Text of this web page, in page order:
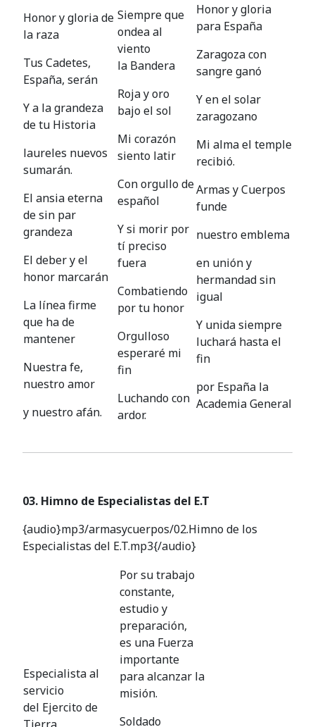
Honor y gloria de
la raza
Tus Cadetes,
España, serán
Y a la grandeza
de tu Historia
laureles nuevos
sumarán.
El ansia eterna
de sin par
grandeza
El deber y el
honor marcarán
La línea firme
que ha de
mantener
Nuestra fe,
nuestro amor
y nuestro afán.
Siempre que
ondea al
viento
la Bandera
Roja y oro
bajo el sol
Mi corazón
siento latir
Con orgullo de
español
Y si morir por
tí preciso
fuera
Combatiendo
por tu honor
Orgulloso
esperaré mi
fin
Luchando con
ardor.
Honor y gloria
para España
Zaragoza con
sangre ganó
Y en el solar
zaragozano
Mi alma el temple
recibió.
Armas y Cuerpos
funde
nuestro emblema
en unión y
hermandad sin
igual
Y unida siempre
luchará hasta el
fin
por España la
Academia General
03. Himno de Especialistas del E.T
{audio}mp3/armasycuerpos/02.Himno de los
Especialistas del E.T.mp3{/audio}
Especialista al
servicio
del Ejercito de
Por su trabajo
constante,
estudio y
preparación,
es una Fuerza
importante
para alcanzar la
misión.
Soldado